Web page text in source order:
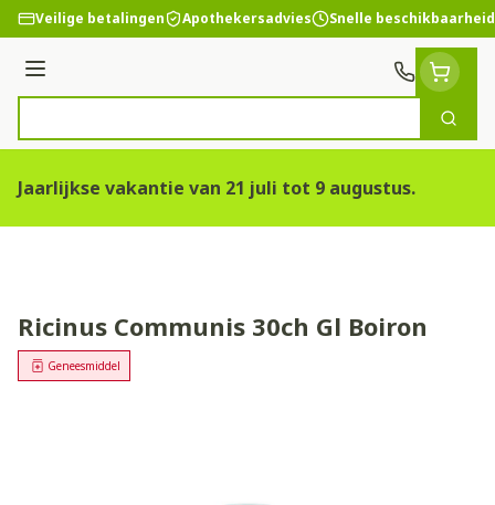
Ga naar de inhoud
Veilige betalingen Apothekersadvies Snelle beschikbaarheid
Menu
Zoek
Jaarlijkse vakantie van 21 juli tot 9 augustus.
Ricinus Communis 30ch Gl Boiron
Geneesmiddel